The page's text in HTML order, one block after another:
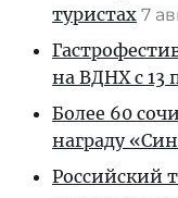
туристах 7
на ВДНХ с 13
Более 60
награду
Российский